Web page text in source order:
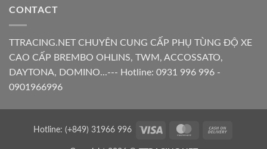
CONTACT
TTRACING.NET CHUYÊN CUNG CẤP PHỤ TÙNG ĐỘ XE
CAO CẤP BREMBO OHLINS, TWM, ACCOSSATO,
DAYTONA, DOMINO...--- Hotline: 0931 996 996 -
0901966996
Hotline: (+849) 31966 996 Visa MasterCard